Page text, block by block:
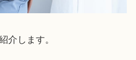
介します。